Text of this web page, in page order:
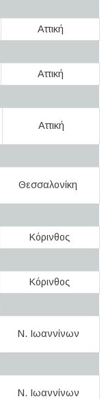
Αττική
Αττική
Αττική
Θεσσαλονίκη
Κόρινθος
Κόρινθος
Ν. Ιωαννίνων
Ν. Ιωαννίνων